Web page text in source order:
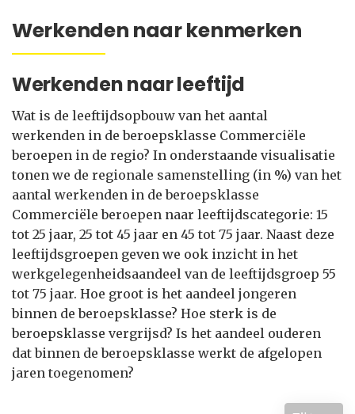
Werkenden naar kenmerken
Werkenden naar leeftijd
Wat is de leeftijdsopbouw van het aantal
werkenden in de beroepsklasse Commerciële
beroepen in de regio? In onderstaande visualisatie
tonen we de regionale samenstelling (in %) van het
aantal werkenden in de beroepsklasse
Commerciële beroepen naar leeftijdscategorie: 15
tot 25 jaar, 25 tot 45 jaar en 45 tot 75 jaar. Naast deze
leeftijdsgroepen geven we ook inzicht in het
werkgelegenheidsaandeel van de leeftijdsgroep 55
tot 75 jaar. Hoe groot is het aandeel jongeren
binnen de beroepsklasse? Hoe sterk is de
beroepsklasse vergrijsd? Is het aandeel ouderen
dat binnen de beroepsklasse werkt de afgelopen
jaren toegenomen?